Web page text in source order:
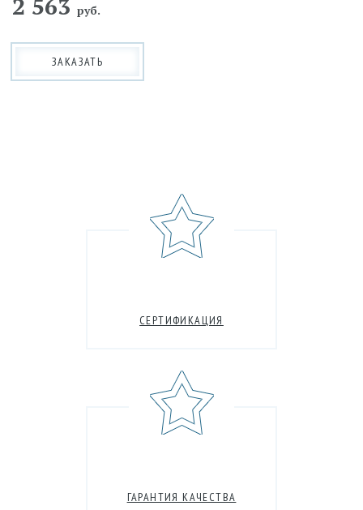
2 563 руб.
ЗАКАЗАТЬ
СЕРТИФИКАЦИЯ
ГАРАНТИЯ КАЧЕСТВА